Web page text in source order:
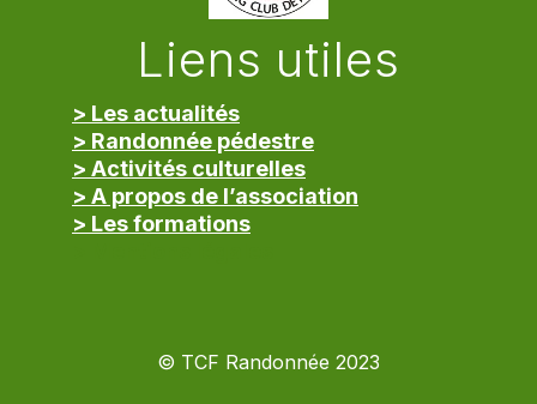
Liens utiles
> Les actualités
> Randonnée pédestre
> Activités culturelles
> A propos de l’association
> Les formations
© TCF Randonnée 2023